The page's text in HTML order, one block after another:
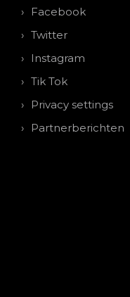
Facebook
Twitter
Instagram
Tik Tok
Privacy settings
Partnerberichten